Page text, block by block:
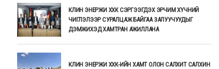
КЛИН ЭНЕРЖИ ХХК СЭРГЭЭГДЭХ ЭРЧИМ ХҮЧНИЙ
ЧИГЛЭЛЭЭР СУРАЛЦАЖ БАЙГАА ЗАЛУУЧУУДЫГ
ДЭМЖИХЭД ХАМТРАН АЖИЛЛАНА
КЛИН ЭНЕРЖИ ХХК-ИЙН ХАМТ ОЛОН САЛХИТ САЛХИН